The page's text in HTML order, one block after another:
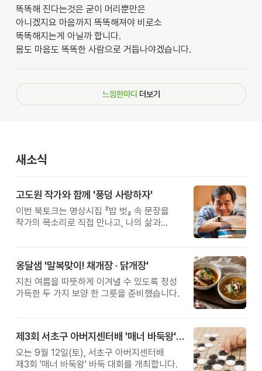
똑똑해 진다는것은 굳이 머리뿐만은
아니겠지요 마음까지 똑똑해져야 비로소
똑똑해지는게 아닐까 합니다.
몸도 마음도 똑똑한 사람으로 거듭나야겠습니다.
느낌한마디 더보기
새소식
고도원 작가와 함께 '풍덩 사랑하자'
이번 북토크는 명상시집 『밥 벗』 속 문장을
작가의 목소리로 직접 만나고, 나의 삶과
옹달샘 '말복맞이! 채개장 · 닭개장'
지친 여름을 따뜻하게 이겨낼 수 있도록 정성
가득한 두 가지 보양 한 그릇을 준비했습니다.
제3회 서초구 아버지센터배 '매너 바둑왕' 대회
오는 9월 12일(토), 서초구 아버지센터배
제3회 '매너 바둑왕' 바둑 대회를 개최합니다.